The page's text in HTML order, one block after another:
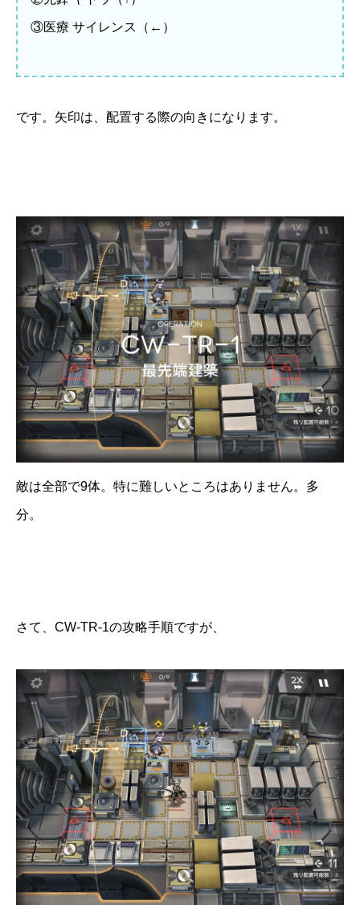
③医療 サイレンス（←）
です。矢印は、配置する際の向きになります。
敵は全部で9体。特に難しいところはありません。多
分。
さて、CW-TR-1の攻略手順ですが、